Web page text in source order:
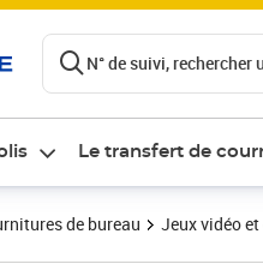
N° de suivi,
Le transfert de
de bureau Jeux vidéo